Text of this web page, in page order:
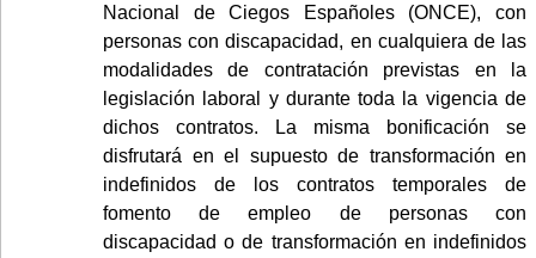
Nacional de Ciegos Españoles (ONCE), con
personas con discapacidad, en cualquiera de las
modalidades de contratación previstas en la
legislación laboral y durante toda la vigencia de
dichos contratos. La misma bonificación se
disfrutará en el supuesto de transformación en
indefinidos de los contratos temporales de
fomento de empleo de personas con
discapacidad o de transformación en indefinidos